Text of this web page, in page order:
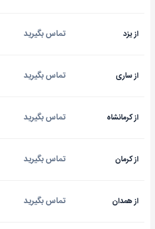
از یزد تماس بگیرید
از ساری تماس بگیرید
از کرمانشاه تماس بگیرید
از کرمان تماس بگیرید
از همدان تماس بگیرید